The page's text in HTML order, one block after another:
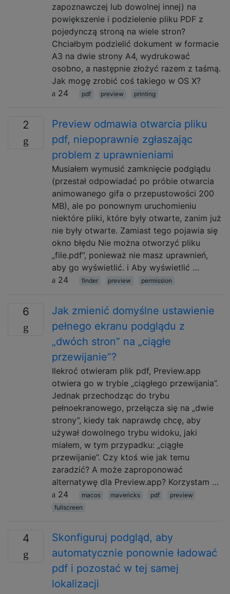
zapoznawczej lub dowolnej innej) na
powiększenie i podzielenie pliku PDF z
pojedynczą stroną na wiele stron?
Chciałbym podzielić dokument w formacie
A3 na dwie strony A4, wydrukować
osobno, a następnie złożyć razem z taśmą.
Jak mogę zrobić coś takiego w OS X?
24
pdf preview printing
2
Preview odmawia otwarcia pliku
pdf, niepoprawnie zgłaszając
problem z uprawnieniami
Musiałem wymusić zamknięcie podglądu
(przestał odpowiadać po próbie otwarcia
animowanego gifa o przepustowości 200
MB), ale po ponownym uruchomieniu
niektóre pliki, które były otwarte, zanim już
nie były otwarte. Zamiast tego pojawia się
okno błędu Nie można otworzyć pliku
„file.pdf”, ponieważ nie masz uprawnień,
aby go wyświetlić. i Aby wyświetlić …
24
finder preview permission
6
Jak zmienić domyślne ustawienie
pełnego ekranu podglądu z
„dwóch stron” na „ciągłe
przewijanie”?
Ilekroć otwieram plik pdf, Preview.app
otwiera go w trybie „ciągłego przewijania”.
Jednak przechodząc do trybu
pełnoekranowego, przełącza się na „dwie
strony”, kiedy tak naprawdę chcę, aby
używał dowolnego trybu widoku, jaki
miałem, w tym przypadku: „ciągłe
przewijanie”. Czy ktoś wie jak temu
zaradzić? A może zaproponować
alternatywę dla Preview.app? Korzystam …
24
macos mavericks pdf
preview
fullscreen
4
Skonfiguruj podgląd, aby
automatycznie ponownie ładować
pdf i pozostać w tej samej
lokalizacji